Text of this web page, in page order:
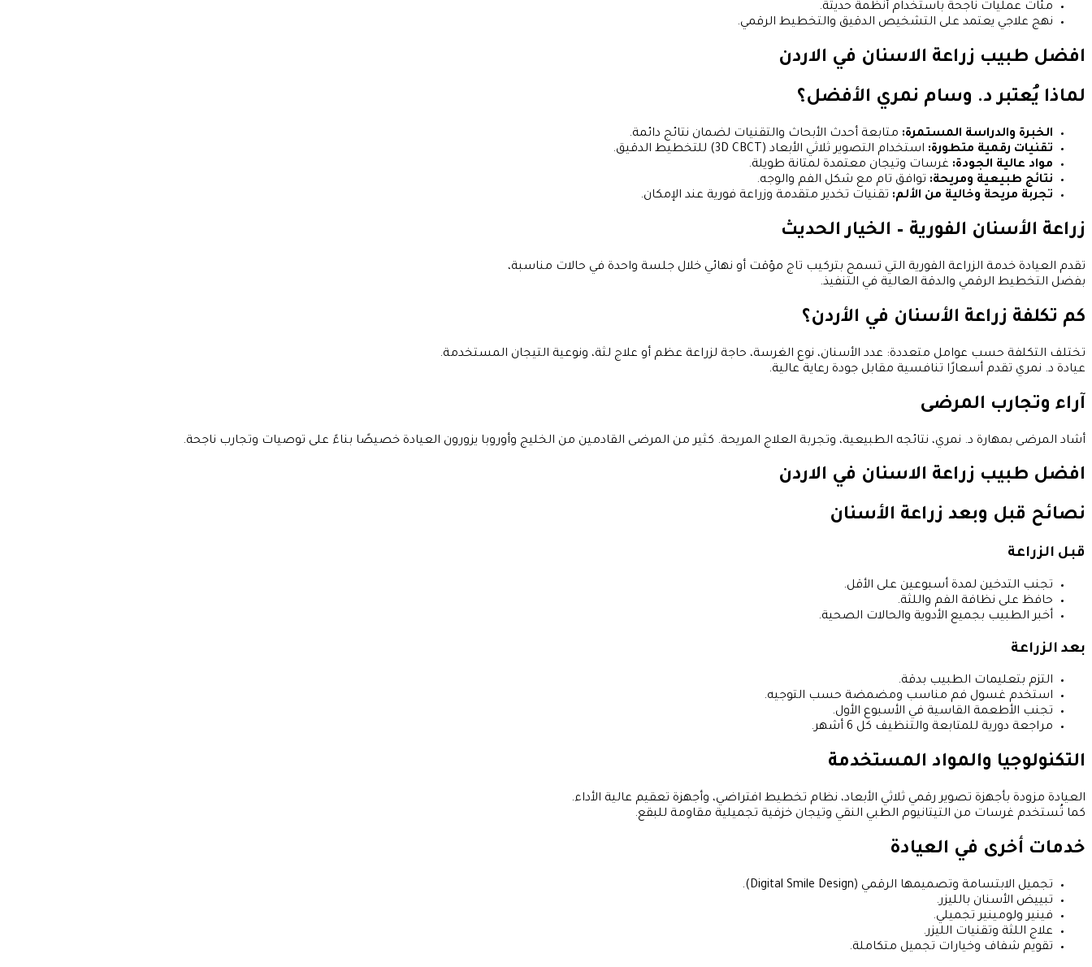
مئات عمليات ناجحة باستخدام أنظمة حديثة.
نهج علاجي يعتمد على التشخيص الدقيق والتخطيط الرقمي.
افضل طبيب زراعة الاسنان في الاردن
لماذا يُعتبر د. وسام نمري الأفضل؟
الخبرة والدراسة المستمرة: متابعة أحدث الأبحاث والتقنيات لضمان نتائج دائمة.
تقنيات رقمية متطورة: استخدام التصوير ثلاثي الأبعاد (3D CBCT) للتخطيط الدقيق.
مواد عالية الجودة: غرسات وتيجان معتمدة لمتانة طويلة.
نتائج طبيعية ومريحة: توافق تام مع شكل الفم والوجه.
تجربة مريحة وخالية من الألم: تقنيات تخدير متقدمة وزراعة فورية عند الإمكان.
زراعة الأسنان الفورية – الخيار الحديث
تقدم العيادة خدمة الزراعة الفورية التي تسمح بتركيب تاج مؤقت أو نهائي خلال جلسة واحدة في حالات مناسبة،
بفضل التخطيط الرقمي والدقة العالية في التنفيذ.
كم تكلفة زراعة الأسنان في الأردن؟
تختلف التكلفة حسب عوامل متعددة: عدد الأسنان، نوع الغرسة، حاجة لزراعة عظم أو علاج لثة، ونوعية التيجان المستخدمة.
عيادة د. نمري تقدم أسعارًا تنافسية مقابل جودة رعاية عالية.
آراء وتجارب المرضى
أشاد المرضى بمهارة د. نمري، نتائجه الطبيعية، وتجربة العلاج المريحة. كثير من المرضى القادمين من الخليج وأوروبا يزورون العيادة خصيصًا بناءً على توصيات وتجارب ناجحة.
افضل طبيب زراعة الاسنان في الاردن
نصائح قبل وبعد زراعة الأسنان
قبل الزراعة
تجنب التدخين لمدة أسبوعين على الأقل.
حافظ على نظافة الفم واللثة.
أخبر الطبيب بجميع الأدوية والحالات الصحية.
بعد الزراعة
التزم بتعليمات الطبيب بدقة.
استخدم غسول فم مناسب ومضمضة حسب التوجيه.
تجنب الأطعمة القاسية في الأسبوع الأول.
مراجعة دورية للمتابعة والتنظيف كل 6 أشهر.
التكنولوجيا والمواد المستخدمة
العيادة مزودة بأجهزة تصوير رقمي ثلاثي الأبعاد، نظام تخطيط افتراضي، وأجهزة تعقيم عالية الأداء.
كما تُستخدم غرسات من التيتانيوم الطبي النقي وتيجان خزفية تجميلية مقاومة للبقع.
خدمات أخرى في العيادة
تجميل الابتسامة وتصميمها الرقمي (Digital Smile Design).
تبييض الأسنان بالليزر.
فينير ولومينير تجميلي.
علاج اللثة وتقنيات الليزر.
تقويم شفاف وخيارات تجميل متكاملة.